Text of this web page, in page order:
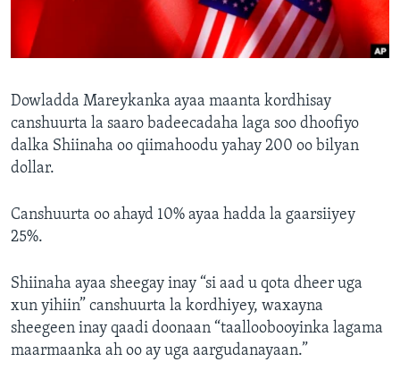
FAAQIDAADDA TODDOBAADKA
DHEXTAALKA TODDOBAADKA
Dowladda Mareykanka ayaa maanta kordhisay
canshuurta la saaro badeecadaha laga soo dhoofiyo
dalka Shiinaha oo qiimahoodu yahay 200 oo bilyan
dollar.
Canshuurta oo ahayd 10% ayaa hadda la gaarsiiyey
25%.
Shiinaha ayaa sheegay inay “si aad u qota dheer uga
xun yihiin” canshuurta la kordhiyey, waxayna
sheegeen inay qaadi doonaan “taalloobooyinka lagama
maarmaanka ah oo ay uga aargudanayaan.”